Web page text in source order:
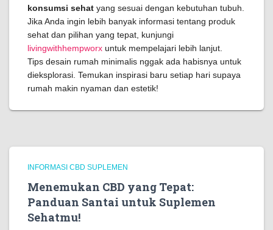
konsumsi sehat yang sesuai dengan kebutuhan tubuh.
Jika Anda ingin lebih banyak informasi tentang produk
sehat dan pilihan yang tepat, kunjungi
livingwithhempworx untuk mempelajari lebih lanjut.
Tips desain rumah minimalis nggak ada habisnya untuk
dieksplorasi. Temukan inspirasi baru setiap hari supaya
rumah makin nyaman dan estetik!
INFORMASI CBD SUPLEMEN
Menemukan CBD yang Tepat:
Panduan Santai untuk Suplemen
Sehatmu!